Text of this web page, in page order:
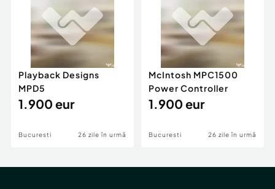
Playback Designs
MPD5
1.900 eur
Bucuresti 26 zile în urmă
McIntosh MPC1500
Power Controller
1.900 eur
Bucuresti 26 zile în urmă